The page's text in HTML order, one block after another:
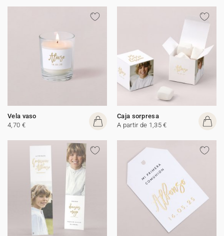
Vela vaso
4,70 €
Caja sorpresa
A partir de 1,35 €